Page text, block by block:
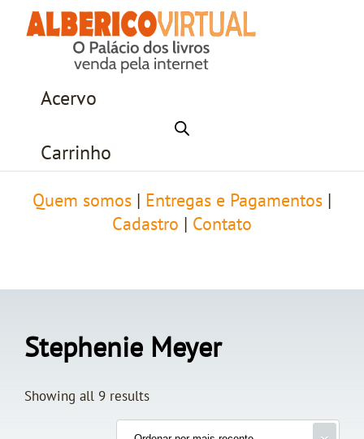
Acervo
Carrinho
Quem somos Entregas e Pagamentos
Cadastro
Contato
Stephenie Meyer
Showing all 9 results